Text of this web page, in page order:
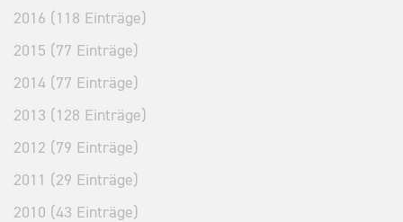
2016 (118 Einträge)
2015 (77 Einträge)
2014 (77 Einträge)
2013 (128 Einträge)
2012 (79 Einträge)
2011 (29 Einträge)
2010 (43 Einträge)